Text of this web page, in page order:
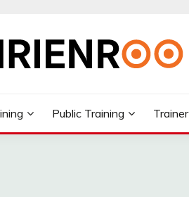
Public Training Trainer